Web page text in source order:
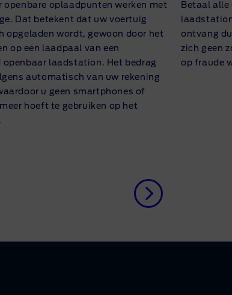
openbare oplaadpunten werken met
Dat betekent dat uw voertuig
opgeladen wordt, gewoon door het
op een laadpaal van een
openbaar laadstation. Het bedrag
automatisch van uw rekening
u geen smartphones of
hoeft te gebruiken op het
Betaal alle
ontvang
zich geen
op fraude